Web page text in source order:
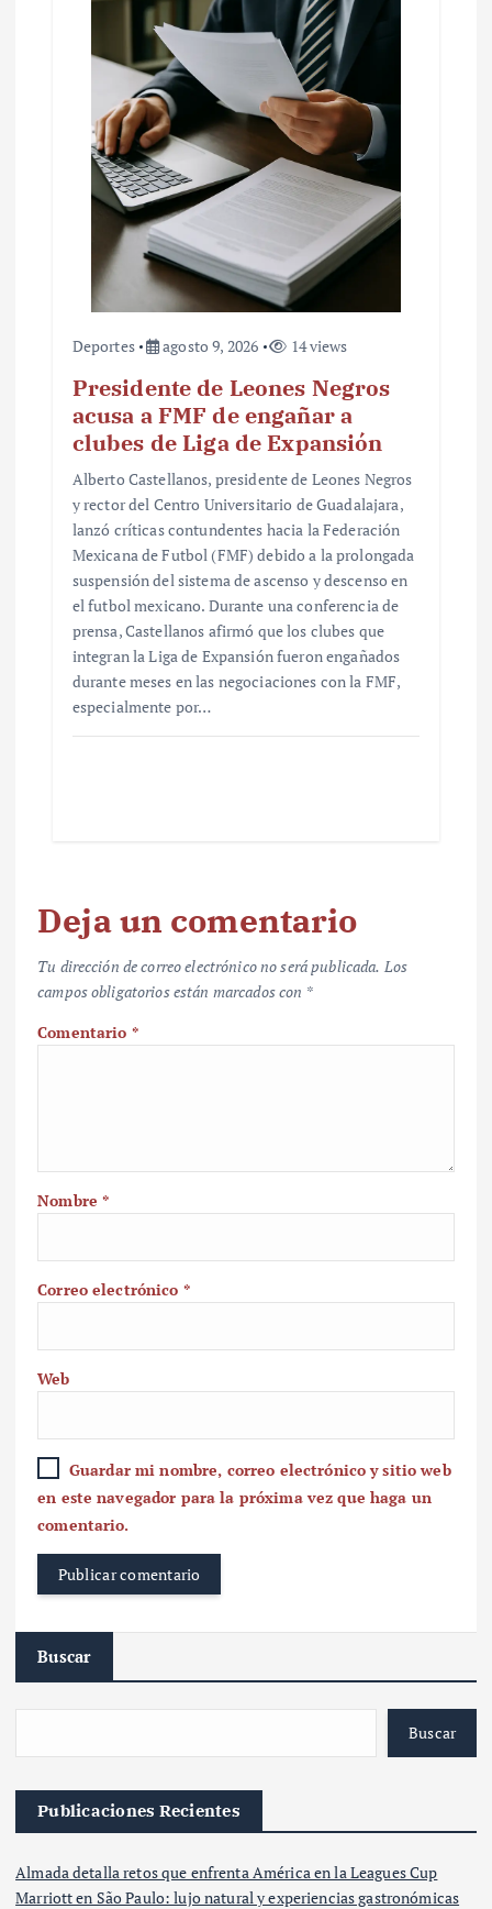
Deportes agosto 9, 2026 14 views
Presidente de Leones Negros
acusa a FMF de engañar a
clubes de Liga de Expansión
Alberto Castellanos, presidente de Leones Negros
y rector del Centro Universitario de Guadalajara,
lanzó críticas contundentes hacia la Federación
Mexicana de Futbol (FMF) debido a la prolongada
suspensión del sistema de ascenso y descenso en
el futbol mexicano. Durante una conferencia de
prensa, Castellanos afirmó que los clubes que
integran la Liga de Expansión fueron engañados
durante meses en las negociaciones con la FMF,
especialmente por…
Deja un comentario
Tu dirección de correo electrónico no será publicada. Los
campos obligatorios están marcados con *
Comentario *
Nombre*
Correo electrónico *
Web
Guardar mi nombre, correo electrónico y sitio web
en este navegador para la próxima vez que haga un
comentario.
Buscar
Buscar
Publicaciones Recientes
Almada detalla retos que enfrenta América en la Leagues Cup
Marriott en São Paulo: lujo natural y experiencias gastronómicas